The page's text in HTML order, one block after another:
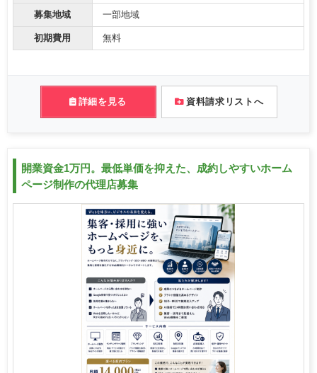
募集地域 一部地域
初期費用 無料
詳細を見る 資料請求リストへ
開業資金1万円。最低単価を抑えた、成約しやすいホーム
ページ制作の代理店募集